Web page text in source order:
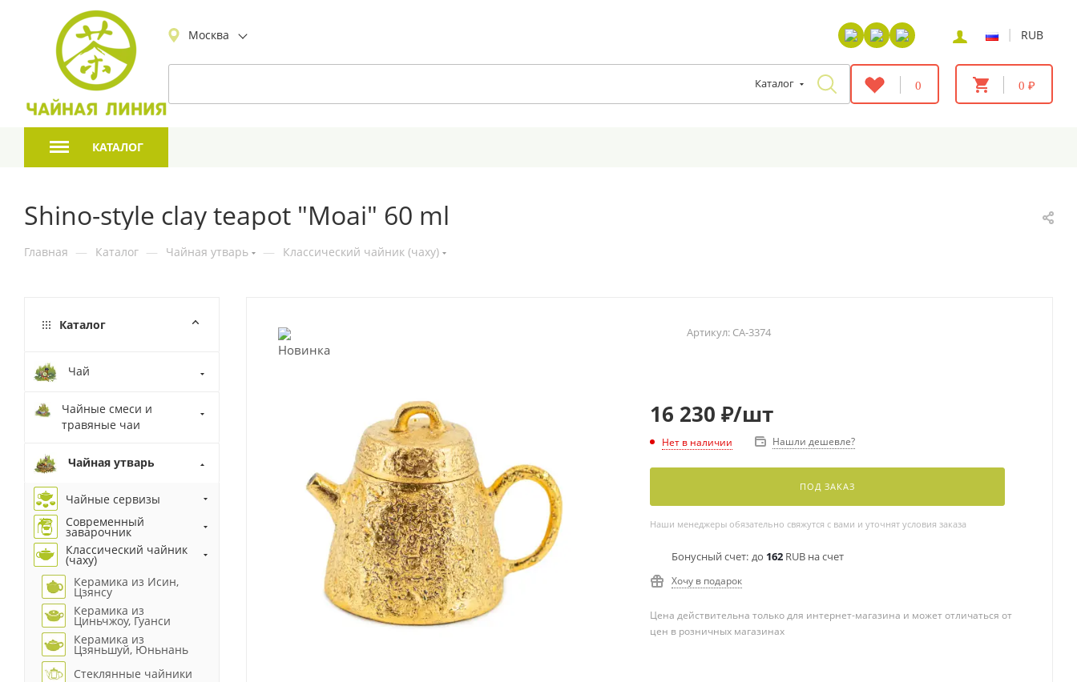
Москва | RUB
Каталог 0 0 ₽
КАТАЛОГ
Shino-style clay teapot "Moai" 60 ml
Главная — Каталог — Чайная утварь — Классический чайник (чаху)
Артикул: CA-3374
16 230 ₽/шт
Нет в наличии Нашли дешевле?
ПОД ЗАКАЗ
Наши менеджеры обязательно свяжутся с вами и уточнят условия заказа
Бонусный счет: до 162RUB на счет
Хочу в подарок
Цена действительна только для интернет-магазина и может отличаться от
цен в розничных магазинах
Каталог
Чай
Чайные смеси и
травяные чаи
Чайная утварь
Чайные сервизы
Современный
заварочник
Классический чайник
(чаху)
Керамика из Исин,
Цзянсу
Керамика из
Циньчжоу, Гуанси
Керамика из
Цзяньшуй, Юньнань
Стеклянные чайники